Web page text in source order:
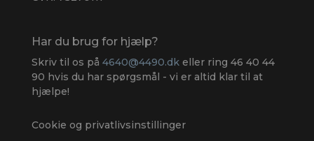
Har du brug for hjælp?
Skriv til os på 4640@4490.dk eller ring 46 40 44
90 hvis du har spørgsmål - vi er altid klar til at
hjælpe!
Cookie og privatlivsinstillinger